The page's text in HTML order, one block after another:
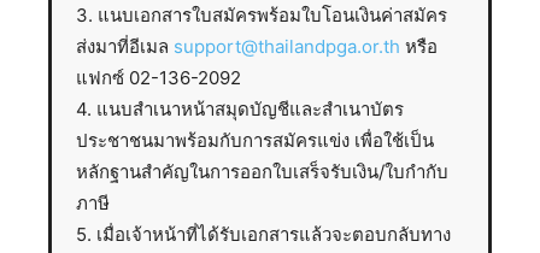
3. แนบเอกสารใบสมัครพร้อมใบโอนเงินค่าสมัคร
ส่งมาที่อีเมล support@thailandpga.or.th หรือ
แฟกซ์ 02-136-2092
4. แนบสำเนาหน้าสมุดบัญชีและสำเนาบัตร
ประชาชนมาพร้อมกับการสมัครแข่ง เพื่อใช้เป็น
หลักฐานสำคัญในการออกใบเสร็จรับเงิน/ใบกำกับ
ภาษี
5. เมื่อเจ้าหน้าที่ได้รับเอกสารแล้วจะตอบกลับทาง